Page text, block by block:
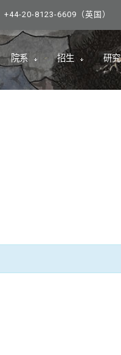
20-8123-6609（英国）
院系 招生 研究